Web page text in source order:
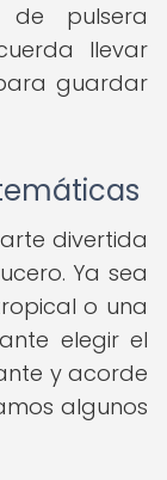
pulsera
llevar
guardar
divertida
Ya sea
o una
elegir el
y acorde
algunos